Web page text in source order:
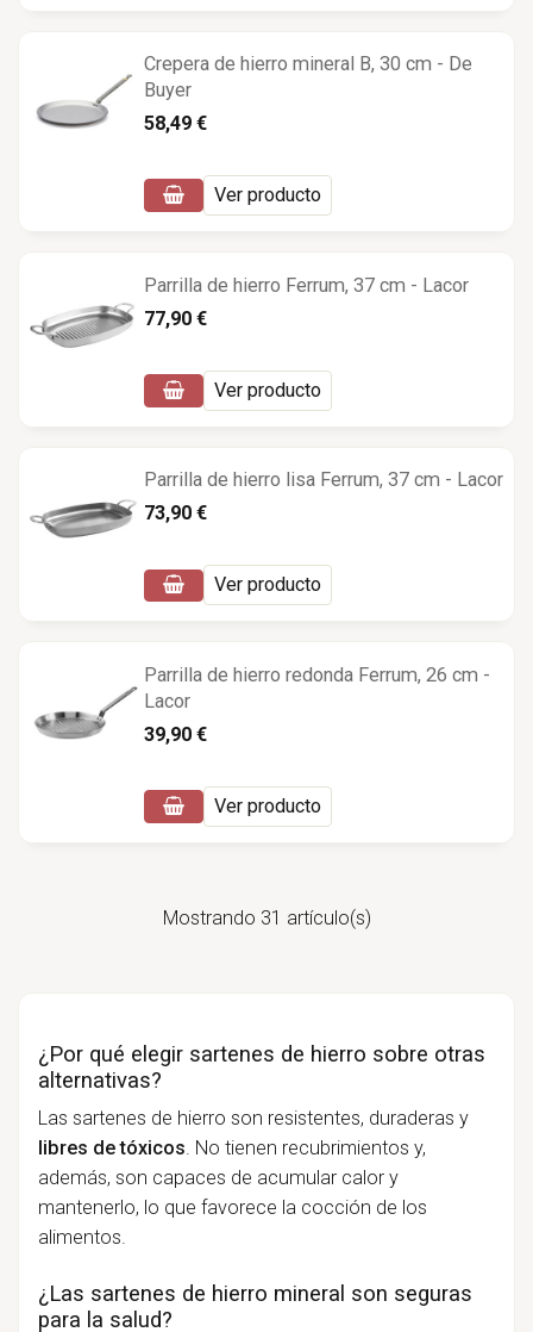
Crepera de hierro mineral B, 30 cm - De
Buyer
58,49 €
Ver producto
Parrilla de hierro Ferrum, 37 cm - Lacor
77,90 €
Ver producto
Parrilla de hierro lisa Ferrum, 37 cm - Lacor
73,90 €
Ver producto
Parrilla de hierro redonda Ferrum, 26 cm -
Lacor
39,90 €
Ver producto
Mostrando 31 artículo(s)
¿Por qué elegir sartenes de hierro sobre otras
alternativas?
Las sartenes de hierro son resistentes, duraderas y
libres de tóxicos . No tienen recubrimientos y,
además, son capaces de acumular calor y
mantenerlo, lo que favorece la cocción de los
alimentos.
¿Las sartenes de hierro mineral son seguras
para la salud?